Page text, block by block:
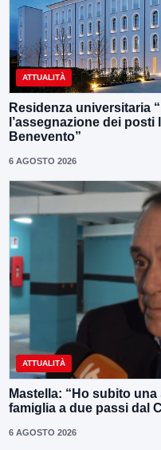
ATTUALITÀ
Residenza universitaria
l’assegnazione dei
Benevento”
6 AGOSTO 2026
ATTUALITÀ
Mastella: “Ho subito
famiglia a due passi dal
6 AGOSTO 2026